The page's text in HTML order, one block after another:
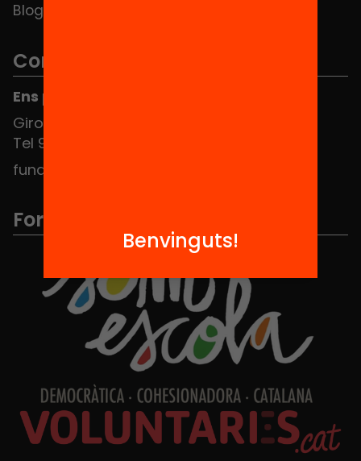
Blog
Contacte
Ens pots trobar al Hub Social
Girona 34, interior 08010 Barcelona
Tel 934 588 700
fundacio@equitat.org
Formem part de...
Benvinguts!